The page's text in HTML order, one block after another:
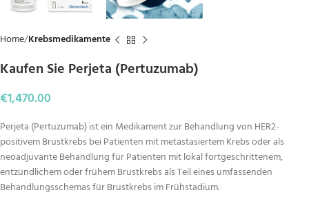
Home Krebsmedikamente
Kaufen Sie Perjeta (Pertuzumab)
€1,470.00
Perjeta (Pertuzumab) ist ein Medikament zur Behandlung von HER2-
positivem Brustkrebs bei Patienten mit metastasiertem Krebs oder als
neoadjuvante Behandlung für Patienten mit lokal fortgeschrittenem,
entzündlichem oder frühem Brustkrebs als Teil eines umfassenden
Behandlungsschemas für Brustkrebs im Frühstadium.